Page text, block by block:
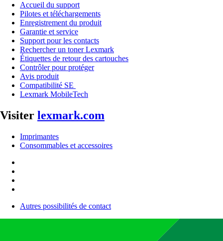
Accueil du support
Pilotes et téléchargements
Enregistrement du produit
Garantie et service
Support pour les contacts
Rechercher un toner Lexmark
Étiquettes de retour des cartouches
Contrôler pour protéger
Avis produit
Compatibilité SE
Lexmark MobileTech
Visiter lexmark.com
Imprimantes
Consommables et accessoires
Autres possibilités de contact